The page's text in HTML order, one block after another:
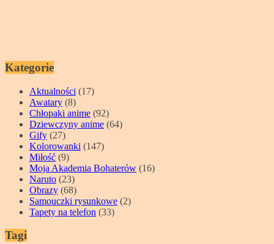
Kategorie
Aktualności (17)
Awatary (8)
Chłopaki anime (92)
Dziewczyny anime (64)
Gify (27)
Kolorowanki (147)
Miłość (9)
Moja Akademia Bohaterów (16)
Naruto (23)
Obrazy (68)
Samouczki rysunkowe (2)
Tapety na telefon (33)
Tagi